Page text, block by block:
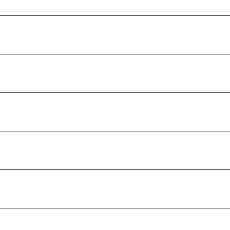
Basilicata
Molise
Apskritis de Marijampolė
Pays